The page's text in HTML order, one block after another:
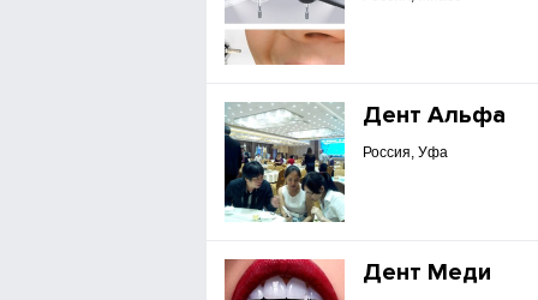
Дент Альфа
Россия, Уфа
Дент Меди